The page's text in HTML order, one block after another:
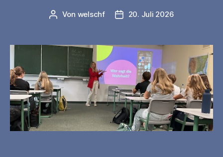
Beitragsautor
Von welschf Veröffentlichungsdatum
20. Juli 2026